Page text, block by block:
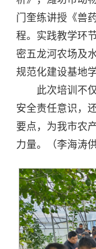
门奎练讲授《兽
程。实践教学环
密五龙河农场及
规范化建设基地学
此次培训不
安全责任意识，
要点，为我市农
力量。（李海涛供